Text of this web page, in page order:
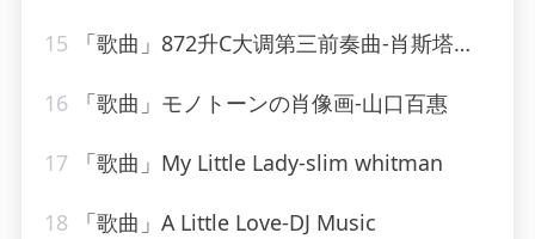
15 「歌曲」872升C大调第三前奏曲-肖斯塔科维奇
16 「歌曲」モノトーンの肖像画-山口百惠
17 「歌曲」My Little Lady-slim whitman
18 「歌曲」A Little Love-DJ Music